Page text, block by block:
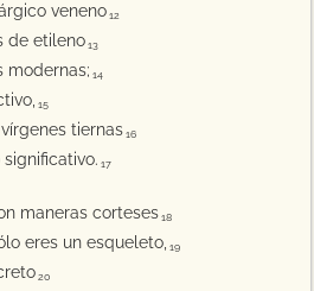
veneno 12
de etileno 13
modernas; 14
15
tiernas 16
17
maneras corteses 18
eres un esqueleto, 19
20